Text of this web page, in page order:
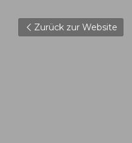
Zurück zur Website